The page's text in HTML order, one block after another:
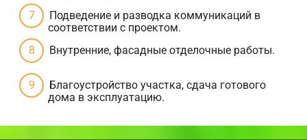
Подведение и разводка коммуникаций в
соответствии с проектом.
Внутренние, фасадные отделочные работы.
Благоустройство участка, сдача готового
дома в эксплуатацию.